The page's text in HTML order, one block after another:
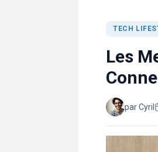
TECH
Les
par Cyril